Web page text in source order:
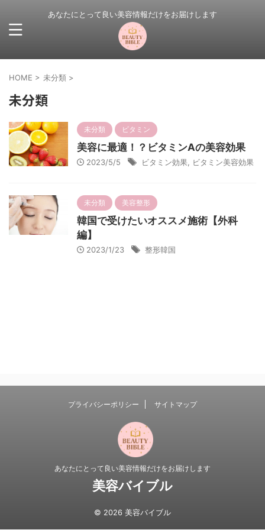
あなたにとって良い美容情報だけをお届けします
HOME > 未分類 >
未分類
未分類 ビタミン
美容に最適！？ビタミンAの美容効果
2023/5/5 ビタミン効果 ビタミン美容効果
未分類 美容整形
韓国で受けたいオススメ施術【外科
編】
2023/1/23 整形韓国
プライバシーポリシー サイトマップ
あなたにとって良い美容情報だけをお届けします
美容バイブル
© 2026 美容バイブル